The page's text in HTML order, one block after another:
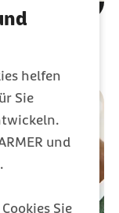
helfen
Sie
und
Sie